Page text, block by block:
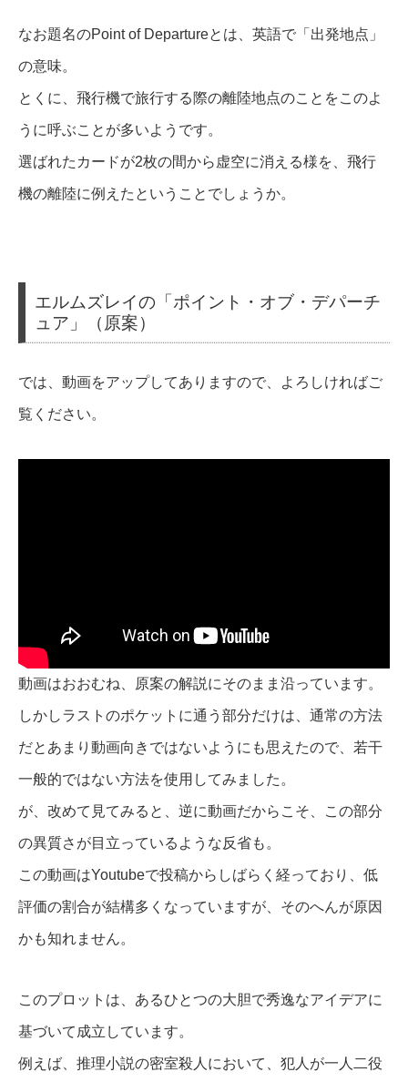
なお題名のPoint of Departureとは、英語で「出発地点」
の意味。
とくに、飛行機で旅行する際の離陸地点のことをこのよ
うに呼ぶことが多いようです。
選ばれたカードが2枚の間から虚空に消える様を、飛行
機の離陸に例えたということでしょうか。
エルムズレイの「ポイント・オブ・デパーチ
ュア」（原案）
では、動画をアップしてありますので、よろしければご
覧ください。
動画はおおむね、原案の解説にそのまま沿っています。
しかしラストのポケットに通う部分だけは、通常の方法
だとあまり動画向きではないようにも思えたので、若干
一般的ではない方法を使用してみました。
が、改めて見てみると、逆に動画だからこそ、この部分
の異質さが目立っているような反省も。
この動画はYoutubeで投稿からしばらく経っており、低
評価の割合が結構多くなっていますが、そのへんが原因
かも知れません。
このプロットは、あるひとつの大胆で秀逸なアイデアに
基づいて成立しています。
例えば、推理小説の密室殺人において、犯人が一人二役